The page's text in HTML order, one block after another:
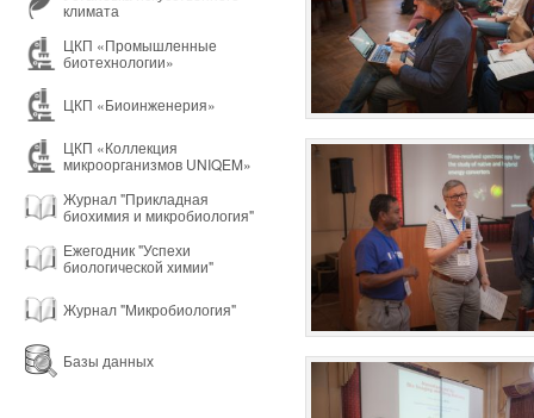
климата
ЦКП «Промышленные
биотехнологии»
ЦКП «Биоинженерия»
ЦКП «Коллекция
микроорганизмов UNIQEM»
Журнал "Прикладная
биохимия и микробиология"
Ежегодник "Успехи
биологической химии"
Журнал "Микробиология"
Базы данных